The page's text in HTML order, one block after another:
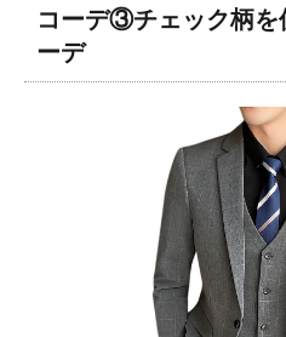
コーデ③チェック柄を
ーデ